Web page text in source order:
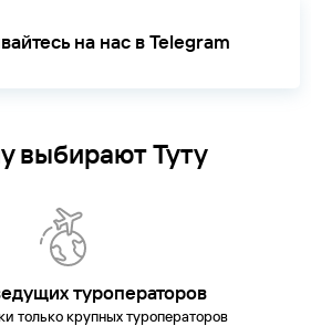
на нас в Telegram
выбирают Туту
туроператоров
только крупных туроператоров